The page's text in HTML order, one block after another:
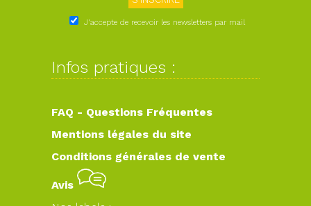
J'accepte de recevoir les newsletters par mail
Infos pratiques :
FAQ - Questions Fréquentes
Mentions légales du site
Conditions générales de vente
Avis